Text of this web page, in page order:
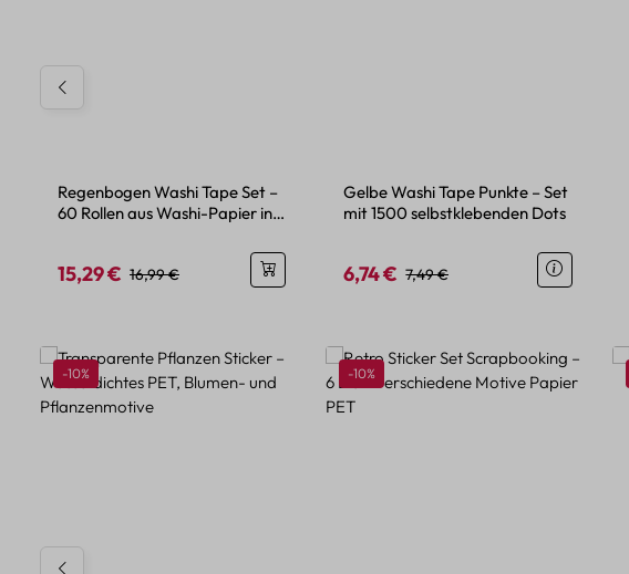
Regenbogen Washi Tape Set –
60 Rollen aus Washi-Papier in
Verkaufspreis:
15,29 € Regulärer Preis:
16,99 €
Gelbe Washi Tape Punkte – Set
mit 1500 selbstklebenden Dots
Verkaufspreis:
6,74 € Regulärer Preis:
7,49 €
Produktgalerie überspringen
Rabatt
-10% Rabatt
-10%